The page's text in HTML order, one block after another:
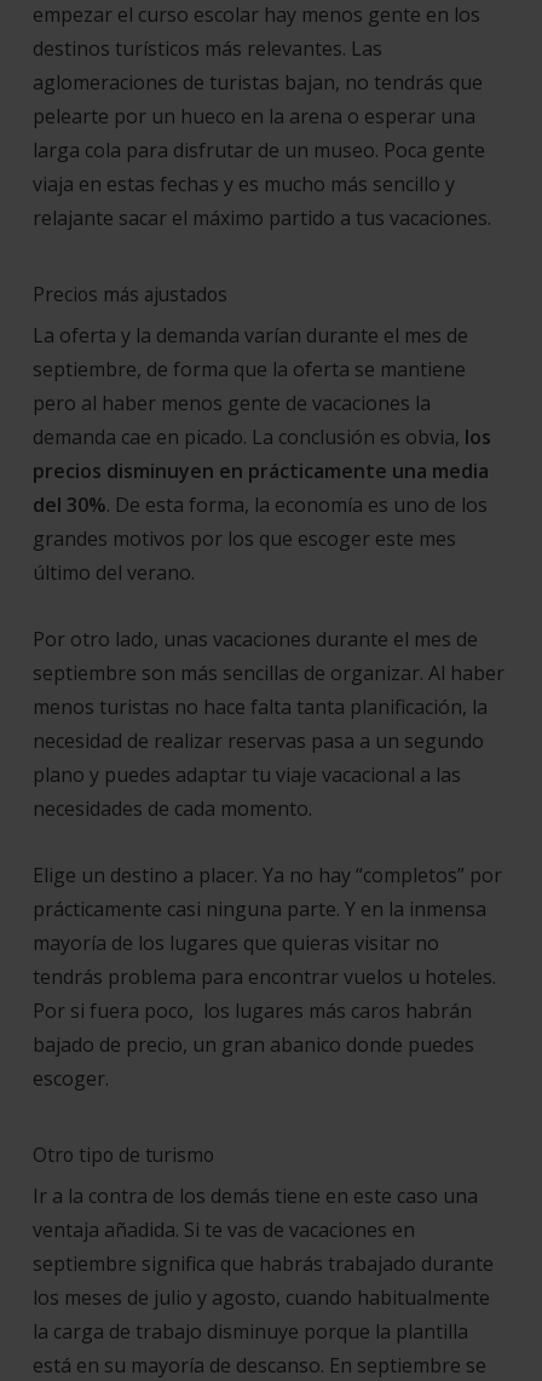
empezar el curso escolar hay menos gente en los
destinos turísticos más relevantes. Las
aglomeraciones de turistas bajan, no tendrás que
pelearte por un hueco en la arena o esperar una
larga cola para disfrutar de un museo. Poca gente
viaja en estas fechas y es mucho más sencillo y
relajante sacar el máximo partido a tus vacaciones.
Precios más ajustados
La oferta y la demanda varían durante el mes de
septiembre, de forma que la oferta se mantiene
pero al haber menos gente de vacaciones la
demanda cae en picado. La conclusión es obvia, los
precios disminuyen en prácticamente una media
del 30%. De esta forma, la economía es uno de los
grandes motivos por los que escoger este mes
último del verano.
Por otro lado, unas vacaciones durante el mes de
septiembre son más sencillas de organizar. Al haber
menos turistas no hace falta tanta planificación, la
necesidad de realizar reservas pasa a un segundo
plano y puedes adaptar tu viaje vacacional a las
necesidades de cada momento.
Elige un destino a placer. Ya no hay “completos” por
prácticamente casi ninguna parte. Y en la inmensa
mayoría de los lugares que quieras visitar no
tendrás problema para encontrar vuelos u hoteles.
Por si fuera poco, los lugares más caros habrán
bajado de precio, un gran abanico donde puedes
escoger.
Otro tipo de turismo
Ir a la contra de los demás tiene en este caso una
ventaja añadida. Si te vas de vacaciones en
septiembre significa que habrás trabajado durante
los meses de julio y agosto, cuando habitualmente
la carga de trabajo disminuye porque la plantilla
está en su mayoría de descanso. En septiembre se